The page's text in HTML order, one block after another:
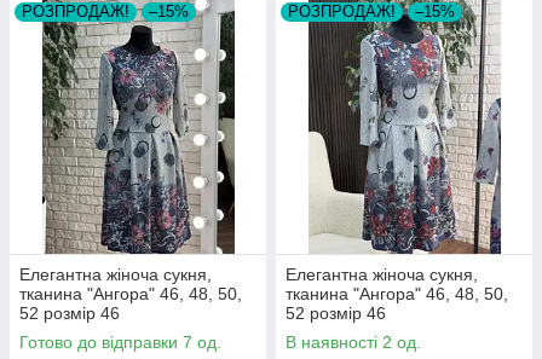
РОЗПРОДАЖ! –15%
Елегантна жіноча сукня,
тканина "Ангора" 46, 48, 50,
52 розмір 46
Готово до відправки 7 од.
РОЗПРОДАЖ! –15%
Елегантна жіноча сукня,
тканина "Ангора" 46, 48, 50,
52 розмір 46
В наявності 2 од.